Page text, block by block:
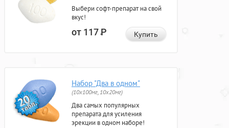
Выбери софт-препарат на свой
вкус!
от 117Р Купить
Набор "Два в одном"
(10x100мг, 10x20мг)
Два самых популярных
препарата для усиления
эрекции в одном наборе!